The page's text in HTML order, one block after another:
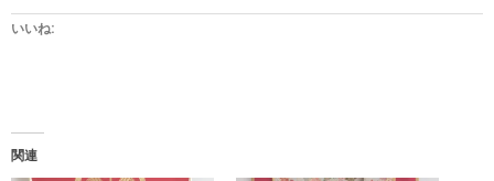
いいね:
関連